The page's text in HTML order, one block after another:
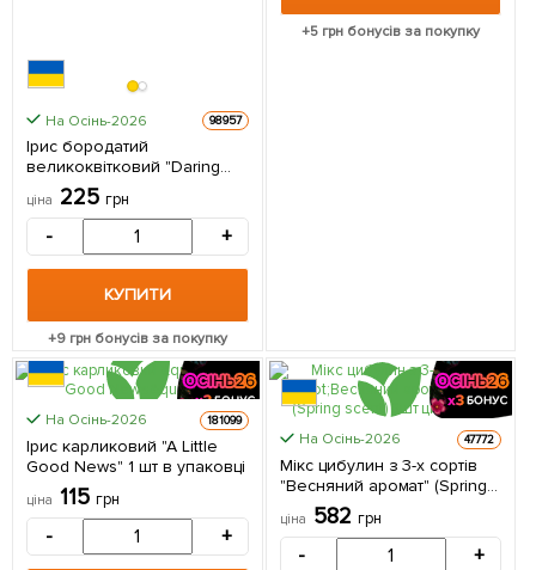
На Осінь-2026 98957
Ірис бородатий
великоквітковий "Daring
ціна 225 грн
- +
КУПИТИ
+9 грн бонусів за покупку
+5 грн бонусів за покупку
На Осінь-2026 181099
Ірис карликовий "A Little
Good News" 1 шт в упаковці
ціна 115 грн
- +
На Осінь-2026 47772
Мікс цибулин з 3-х сортів
"Весняний аромат" (Spring
scent) 3шт цибулин
ціна 582 грн
- +